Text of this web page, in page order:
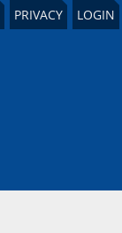
PRIVACY LOGIN